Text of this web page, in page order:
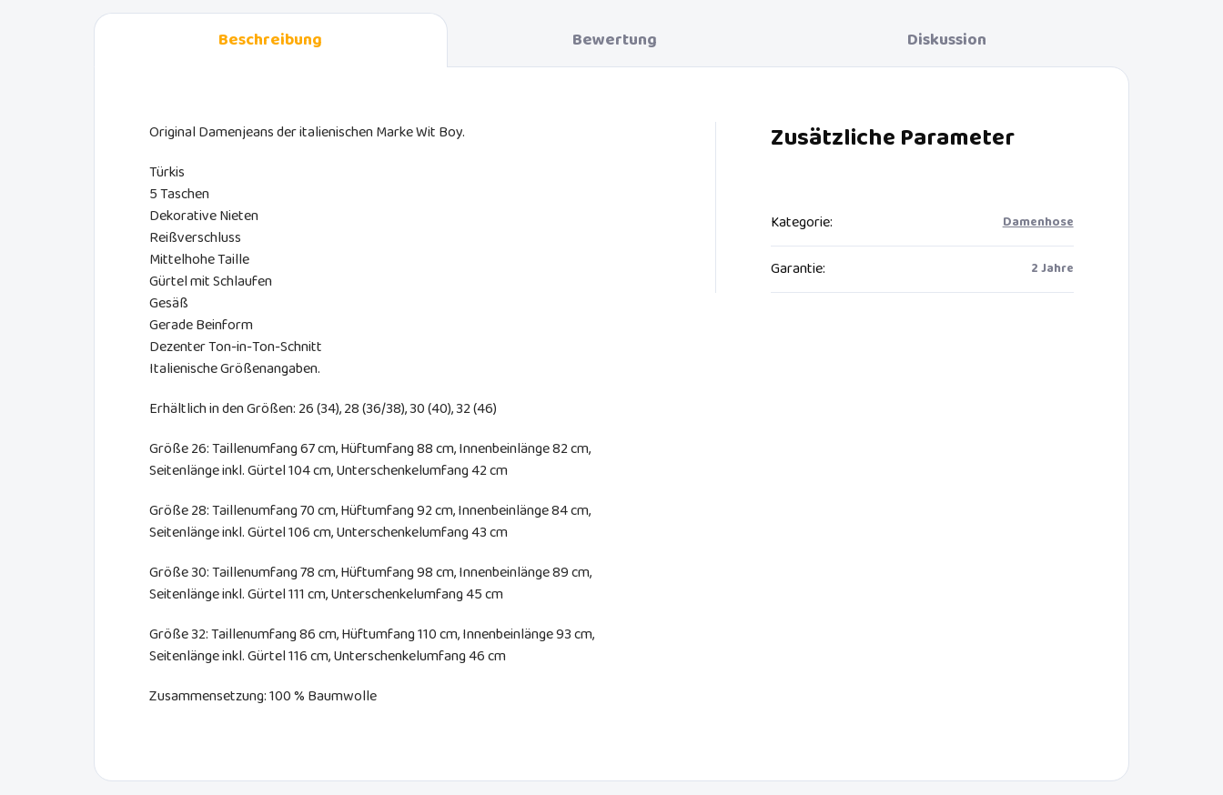
Beschreibung Bewertung Diskussion
Original Damenjeans der italienischen Marke Wit Boy.
Türkis
5 Taschen
Dekorative Nieten
Reißverschluss
Mittelhohe Taille
Gürtel mit Schlaufen
Gesäß
Gerade Beinform
Dezenter Ton-in-Ton-Schnitt
Italienische Größenangaben.
Erhältlich in den Größen: 26 (34), 28 (36/38), 30 (40), 32 (46)
Größe 26: Taillenumfang 67 cm, Hüftumfang 88 cm, Innenbeinlänge 82 cm,
Seitenlänge inkl. Gürtel 104 cm, Unterschenkelumfang 42 cm
Größe 28: Taillenumfang 70 cm, Hüftumfang 92 cm, Innenbeinlänge 84 cm,
Seitenlänge inkl. Gürtel 106 cm, Unterschenkelumfang 43 cm
Größe 30: Taillenumfang 78 cm, Hüftumfang 98 cm, Innenbeinlänge 89 cm,
Seitenlänge inkl. Gürtel 111 cm, Unterschenkelumfang 45 cm
Größe 32: Taillenumfang 86 cm, Hüftumfang 110 cm, Innenbeinlänge 93 cm,
Seitenlänge inkl. Gürtel 116 cm, Unterschenkelumfang 46 cm
Zusammensetzung: 100 % Baumwolle
Zusätzliche Parameter
Kategorie: Damenhose
Garantie: 2 Jahre